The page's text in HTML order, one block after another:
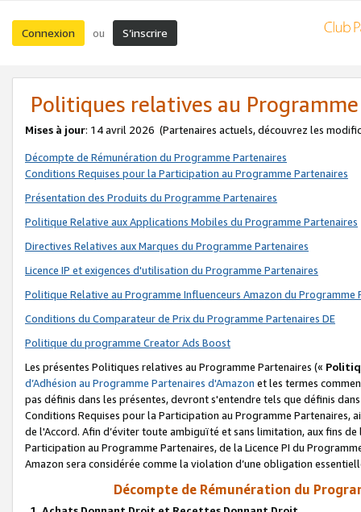
Connexion ou S’inscrire
Politiques relatives au
Mises à jour: 14 avril 2026 (Partenaires actuels, découvrez les
Décompte de Rémunération du Programme Partenaires
Conditions Requises pour la Participation au Programme Partenaires
Présentation des Produits du Programme Partenaires
Politique Relative aux Applications Mobiles du Programme Partenaires
Directives Relatives aux Marques du Programme Partenaires
Licence IP et exigences d'utilisation du Programme Partenaires
Politique Relative au Programme Influenceurs Amazon du Programme
Conditions du Comparateur de Prix du Programme Partenaires DE
Politique du programme Creator Ads Boost
Les présentes Politiques relatives au Programme Partenaires («
d’Adhésion au Programme Partenaires d'Amazon et les termes
pas définis dans les présentes, devront s'entendre tels que définis
Conditions Requises pour la Participation au Programme Partenaires,
de l'Accord. Afin d’éviter toute ambiguïté et sans limitation, aux fins
Participation au Programme Partenaires, de la Licence PI du
Amazon sera considérée comme la violation d’une obligation
Décompte de Rémunération du